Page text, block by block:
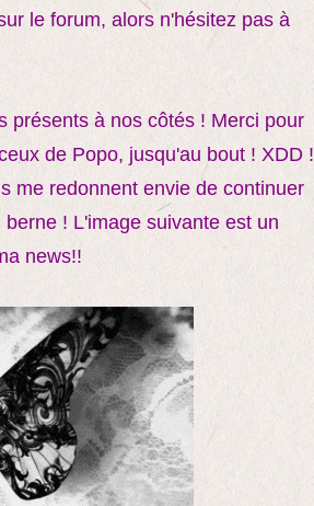
le forum, alors n'hésitez pas à
présents à nos côtés ! Merci pour
de Popo, jusqu'au bout ! XDD !
me redonnent envie de continuer
! L'image suivante est un
news!!